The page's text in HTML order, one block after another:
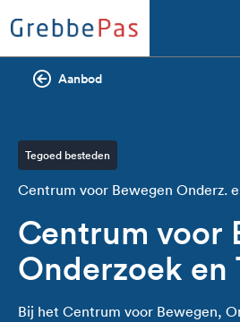
Aanbod
Tegoed besteden
Centrum voor Bewegen Onderz.
Centrum voor
Onderzoek en
Bij het Centrum voor Bewegen,